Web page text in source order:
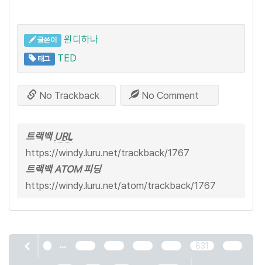
글쓴이 윈디하나
태그 TED
No Trackback No Comment
트랙백 URL
https://windy.luru.net/trackback/1767
트랙백 ATOM 피딩
https://windy.luru.net/atom/trackback/1767
... 831